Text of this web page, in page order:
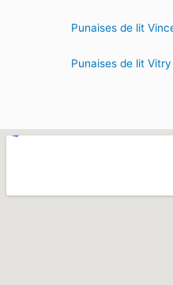
Punaises de lit
Punaises de lit